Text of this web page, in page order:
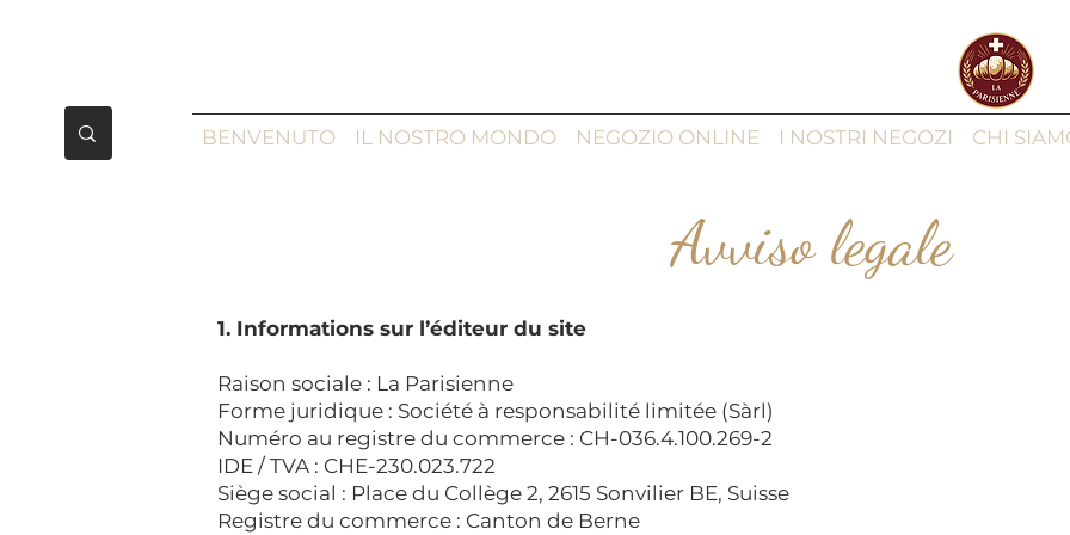
BENVENUTO IL NOSTRO MONDO NEGOZIO ONLINE I NOSTRI NEGOZI CHI
Avviso legale
1. Informations sur l’éditeur du site
Raison sociale : La Parisienne
Forme juridique : Société à responsabilité limitée (Sàrl)
Numéro au registre du commerce : CH-036.4.100.269-2
IDE / TVA : CHE-230.023.722
Siège social : Place du Collège 2, 2615 Sonvilier BE, Suisse
Registre du commerce : Canton de Berne